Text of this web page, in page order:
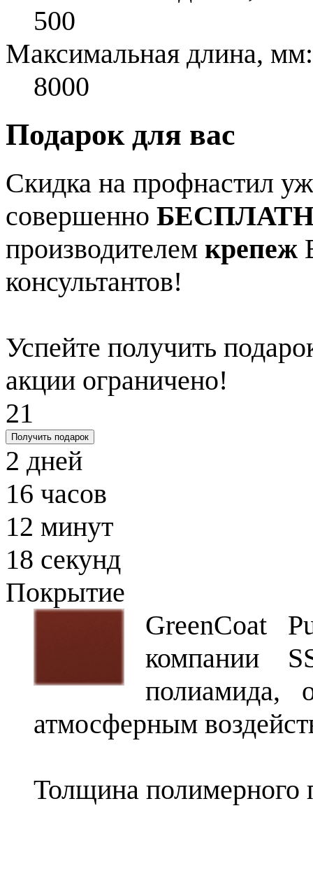
500
Максимальная длина, мм:
8000
Подарок для вас
Скидка на профнастил
совершенно
производителем крепеж
консультантов!
Успейте получить
акции ограничено!
21
Получить подарок
2 дней
16 часов
12 минут
17 секунд
Покрытие
GreenCoat
компании
полиамида,
атмосферным
Толщина полимерного